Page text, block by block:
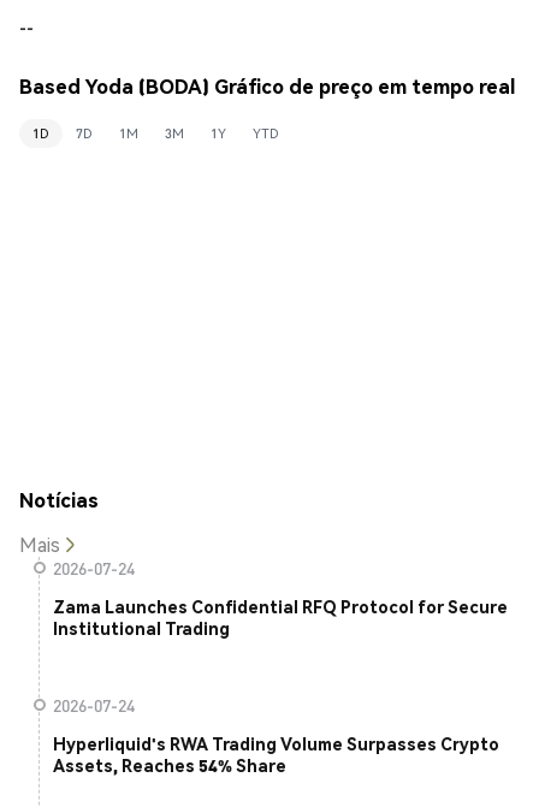
--
Based Yoda (BODA) Gráfico de preço em tempo real
1D 7D 1M 3M 1Y YTD
Notícias
Mais
2026-07-24
Zama Launches Confidential RFQ Protocol for Secure
Institutional Trading
2026-07-24
Hyperliquid's RWA Trading Volume Surpasses Crypto
Assets, Reaches 54% Share